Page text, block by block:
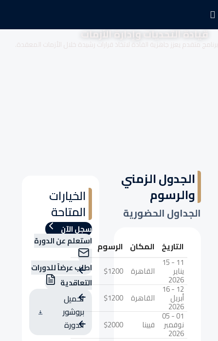
قيادة التحديات وإدارة الأزمات
برنامج متقدم يعزز جاهزية القادة لاتخاذ قرارات رشيدة خلال الأزمات المعقدة.
الخيارات
المتاحة
سجل الآن
استعلم عن الدورة
اطلب عرضاً للدورات
التعاقدية
تحميل
بروشور
الدورة
الجدول الزمني
والرسوم
الجداول الحضورية
التاريخ المكان الرسوم
11 - 15
يناير
2026
القاهرة $1200
12 - 16
أبريل
2026
القاهرة $1200
01 - 05
نوفمبر
2026
فيينا $2000